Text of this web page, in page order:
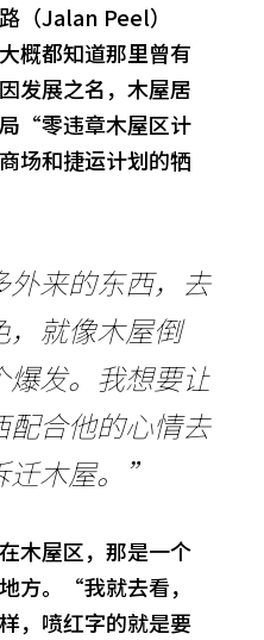
（Jalan Peel）
概都知道那里曾有
发展之名，木屋居
“零违章木屋区计
场和捷运计划的牺
外来的东西，去
，就像木屋倒
爆发。我想要让
合他的心情去
迁木屋。”
木屋区，那是一个
方。“我就去看，
，喷红字的就是要